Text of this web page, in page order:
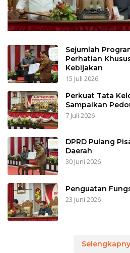
Sejumlah
Perhatian
Kebijakan
15 Juli 2026
Perkuat Tata
Sampaikan
7 Juli 2026
DPRD Pulang
Daerah
30 Juni 2026
Penguatan
23 Juni 2026